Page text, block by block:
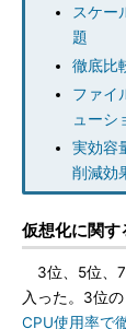
スケー
題
徹底比
ファイ
ューシ
実効容
削減効
仮想化に関
3位、5位、7
入った。3位の
CPU使用率で